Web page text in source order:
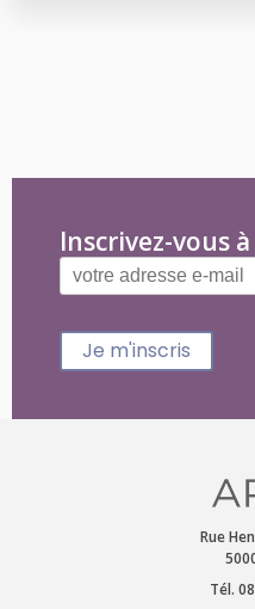
Inscrivez-vous
Je m'inscris
Rue
Tél.